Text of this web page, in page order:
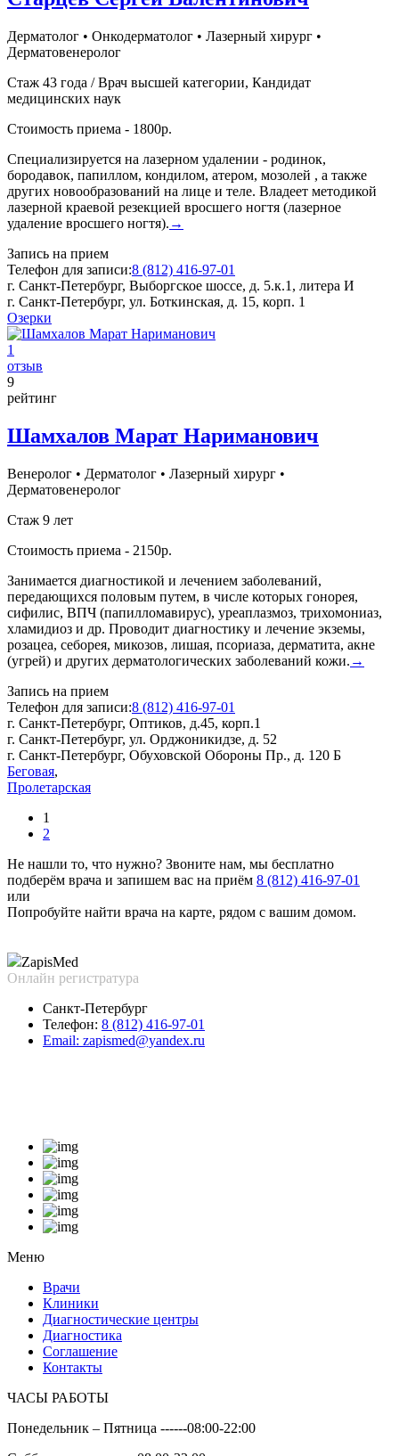
Дерматолог • Онкодерматолог • Лазерный хирург •
Дерматовенеролог
Стаж 43 года / Врач высшей категории, Кандидат
медицинских наук
Стоимость приема - 1800р.
Специализируется на лазерном удалении - родинок,
бородавок, папиллом, кондилом, атером, мозолей , а также
других новообразований на лице и теле. Владеет методикой
лазерной краевой резекцией вросшего ногтя (лазерное
удаление вросшего ногтя). →
Запись на прием
Телефон для записи:8 (812) 416-97-01
г. Санкт-Петербург, Выборгское шоссе, д. 5.к.1, литера И
г. Санкт-Петербург, ул. Боткинская, д. 15, корп. 1
Озерки
1
отзыв
9
рейтинг
Шамхалов Марат Нариманович
Венеролог • Дерматолог • Лазерный хирург •
Дерматовенеролог
Стаж 9 лет
Стоимость приема - 2150р.
Занимается диагностикой и лечением заболеваний,
передающихся половым путем, в числе которых гонорея,
сифилис, ВПЧ (папилломавирус), уреаплазмоз, трихомониаз,
хламидиоз и др. Проводит диагностику и лечение экземы,
розацеа, себорея, микозов, лишая, псориаза, дерматита, акне
(угрей) и других дерматологических заболеваний кожи. →
Запись на прием
Телефон для записи:8 (812) 416-97-01
г. Санкт-Петербург, Оптиков, д.45, корп.1
г. Санкт-Петербург, ул. Орджоникидзе, д. 52
г. Санкт-Петербург, Обуховской Обороны Пр., д. 120 Б
Беговая,
Пролетарская
1
2
Не нашли то, что нужно? Звоните нам, мы бесплатно
подберём врача и запишем вас на приём 8 (812) 416-97-01
или
Попробуйте найти врача на карте, рядом с вашим домом.
ZapisMed
Онлайн регистратура
Санкт-Петербург
Телефон: 8 (812) 416-97-01
Email: zapismed@yandex.ru
Меню
Врачи
Клиники
Диагностические центры
Диагностика
Соглашение
Контакты
ЧАСЫ РАБОТЫ
Понедельник – Пятница ------08:00-22:00